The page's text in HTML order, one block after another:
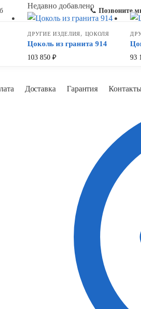
📞Позвоните
Доставка Гарантия
Недавно добавлено
ДРУГИЕ ИЗДЕЛИЯ, ЦОКОЛЯ
Цоколь из гранита 914
103 850₽ 93